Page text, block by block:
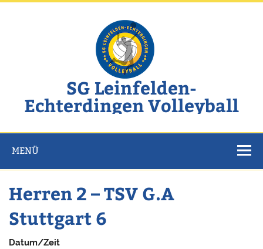
Zum
SG Leinfelden-
Echterdingen Volleyball
MENÜ
Herren 2 – TSV G.A
Stuttgart 6
Datum/Zeit